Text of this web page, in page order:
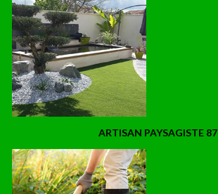
ARTISAN PAYSAGISTE 87